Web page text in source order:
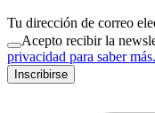
Tu dirección de correo
Acepto recibir la
privacidad para saber más.
Inscribirse